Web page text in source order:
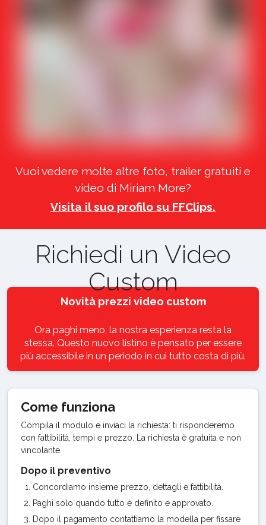
Vuoi vedere molte altre foto, trailer gratuiti e
video di Miriam More?
Visita il suo profilo su FFClips.
Richiedi un Video
Custom
Novità prezzi video custom
Ora paghi meno, la nostra esperienza resta la
stessa. Questo nuovo listino è pensato per essere
più accessibile in un periodo in cui tutto costa di più.
Come funziona
Compila il modulo e inviaci la richiesta: ti risponderemo
con fattibilità, tempi e prezzo. La richiesta è gratuita e non
vincolante.
Dopo il preventivo
Concordiamo insieme prezzo, dettagli e fattibilità.
Paghi solo quando tutto è definito e approvato.
Dopo il pagamento contattiamo la modella per fissare